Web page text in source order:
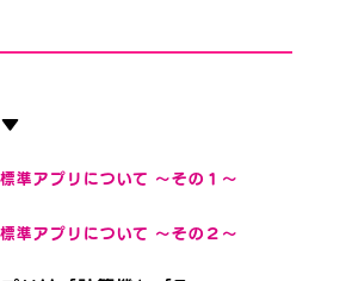
▼
準アプリについて ～その１～
準アプリについて ～その２～